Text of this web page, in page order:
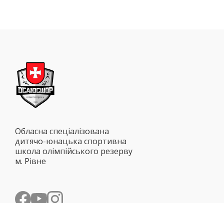
Обласна спеціалізована
дитячо-юнацька спортивна
школа олімпійського резерву
м. Рівне